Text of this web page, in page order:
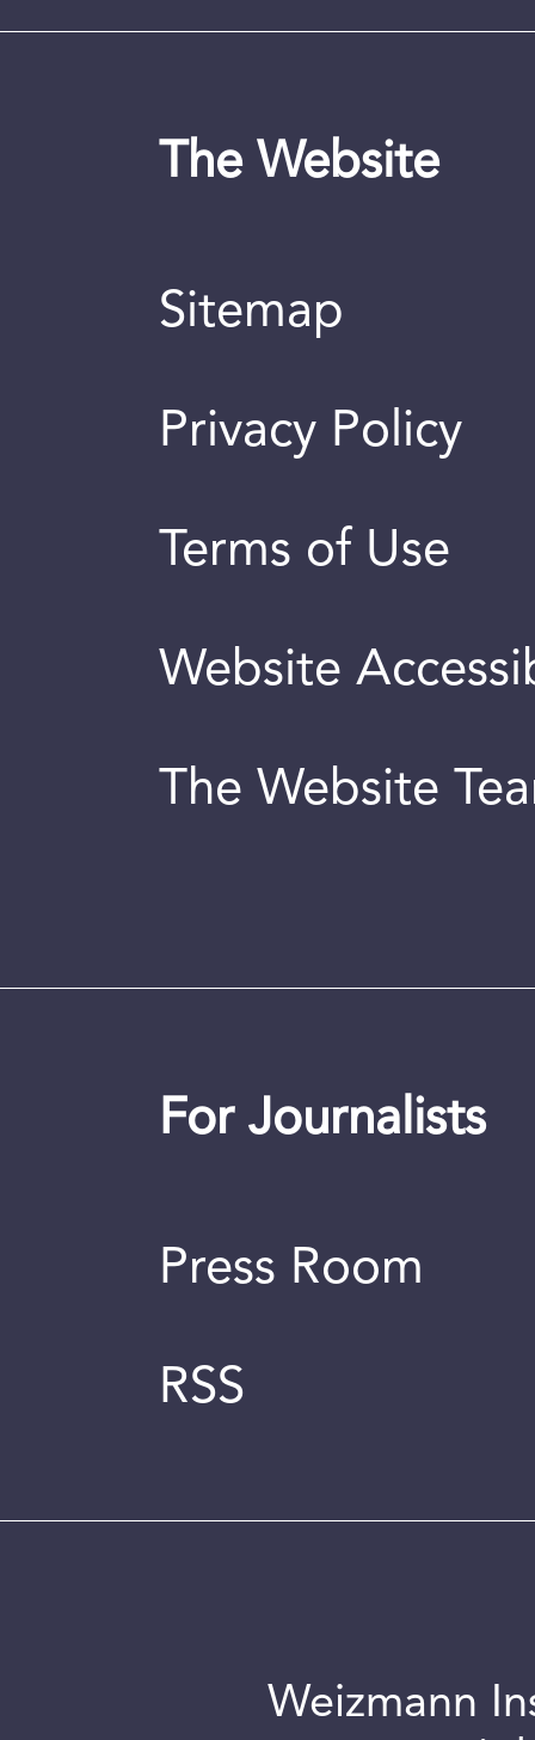
The Website
Sitemap
Privacy Policy
Terms of Use
Website
The Website
For Journalists
Press Room
RSS
Weizmann